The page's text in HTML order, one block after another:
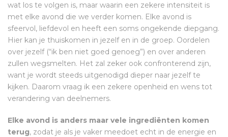
wat los te volgen is, maar waarin een zekere intensiteit is
met elke avond die we verder komen. Elke avond is
sfeervol, liefdevol en heeft een soms ongekende diepgang.
Hier kan je thuiskomen in jezelf en in de groep. Oordelen
over jezelf (“ik ben niet goed genoeg”) en over anderen
zullen wegsmelten. Het zal zeker ook confronterend zijn,
want je wordt steeds uitgenodigd dieper naar jezelf te
kijken. Daarom vraag ik een zekere openheid en wens tot
verandering van deelnemers.
Elke avond is anders maar vele ingrediënten komen
terug, zodat je als je vaker meedoet echt in de energie en